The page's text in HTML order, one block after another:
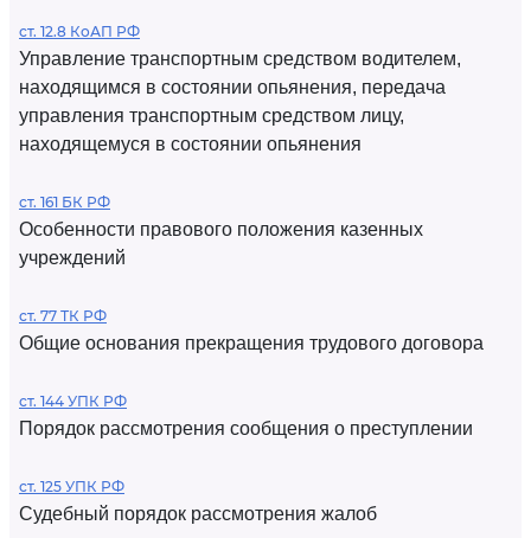
ст. 12.8 КоАП РФ
Управление транспортным средством водителем,
находящимся в состоянии опьянения, передача
управления транспортным средством лицу,
находящемуся в состоянии опьянения
ст. 161 БК РФ
Особенности правового положения казенных
учреждений
ст. 77 ТК РФ
Общие основания прекращения трудового договора
ст. 144 УПК РФ
Порядок рассмотрения сообщения о преступлении
ст. 125 УПК РФ
Судебный порядок рассмотрения жалоб